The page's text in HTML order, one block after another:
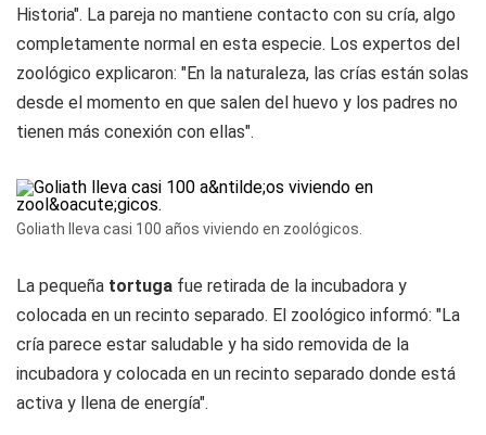
Historia". La pareja no mantiene contacto con su cría, algo
completamente normal en esta especie. Los expertos del
zoológico explicaron: "En la naturaleza, las crías están solas
desde el momento en que salen del huevo y los padres no
tienen más conexión con ellas".
Goliath lleva casi 100 años viviendo en zoológicos.
La pequeña tortuga fue retirada de la incubadora y
colocada en un recinto separado. El zoológico informó: "La
cría parece estar saludable y ha sido removida de la
incubadora y colocada en un recinto separado donde está
activa y llena de energía".